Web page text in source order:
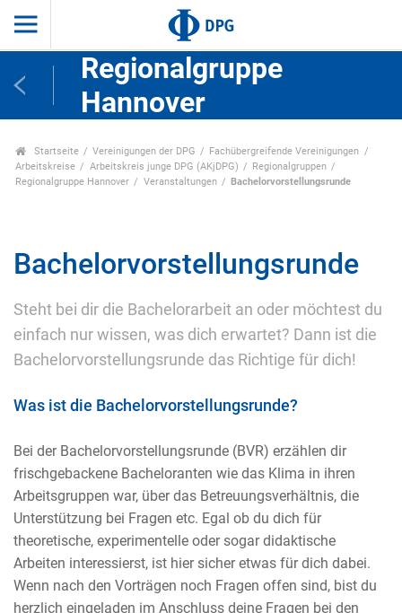
Regionalgruppe
Hannover
Startseite Vereinigungen der DPG
Fachübergreifende Vereinigungen
Arbeitskreise
Arbeitskreis junge DPG (AKjDPG)
Regionalgruppen
Regionalgruppe Hannover
Veranstaltungen Bachelorvorstellungsrunde
Bachelorvorstellungsrunde
Steht bei dir die Bachelorarbeit an oder möchtest du
einfach nur wissen, was dich erwartet? Dann ist die
Bachelorvorstellungsrunde das Richtige für dich!
Was ist die Bachelorvorstellungsrunde?
Bei der Bachelorvorstellungsrunde (BVR) erzählen dir
frischgebackene Bacheloranten wie das Klima in ihren
Arbeitsgruppen war, über das Betreuungsverhältnis, die
Unterstützung bei Fragen etc. Egal ob du dich für
theoretische, experimentelle oder sogar didaktische
Arbeiten interessierst, ist hier sicher etwas für dich dabei.
Wenn nach den Vorträgen noch Fragen offen sind, bist du
herzlich eingeladen im Anschluss deine Fragen bei den